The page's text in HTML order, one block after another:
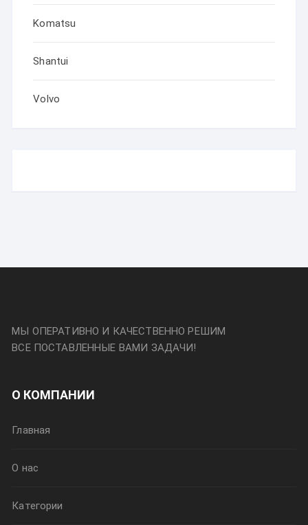
Komatsu
Shantui
Volvo
МЫ ОПЕРАТИВНО И КАЧЕСТВЕННО РЕШИМ
ВСЕ ПОСТАВЛЕННЫЕ ВАМИ ЗАДАЧИ!
О КОМПАНИИ
Главная
О нас
Категории